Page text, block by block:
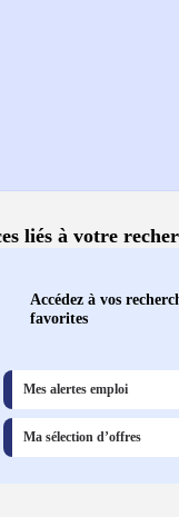
liés à votre
Accédez à vos
favorites
Mes alertes emploi
Ma sélection d’offres